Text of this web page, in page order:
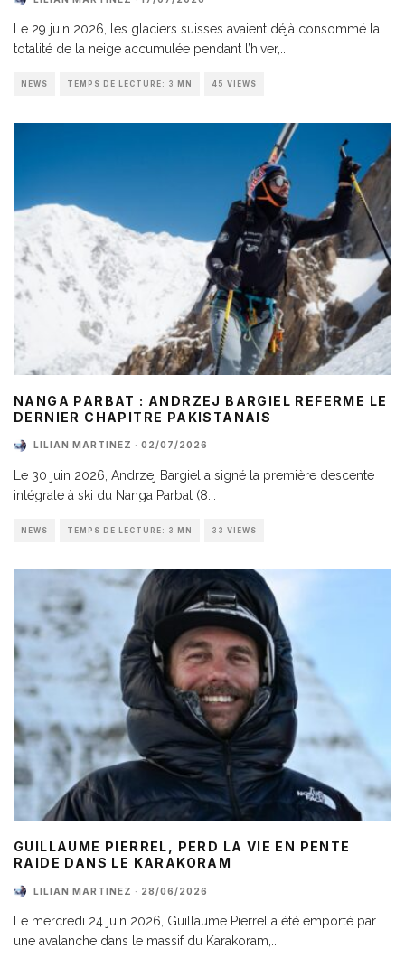
Le 29 juin 2026, les glaciers suisses avaient déjà consommé la
totalité de la neige accumulée pendant l’hiver,
NEWS TEMPS DE LECTURE: 3 MN 45 VIEWS
NANGA PARBAT : ANDRZEJ BARGIEL REFERME LE
DERNIER CHAPITRE PAKISTANAIS
LILIAN MARTINEZ · 02/07/2026
Le 30 juin 2026, Andrzej Bargiel a signé la première descente
intégrale à ski du Nanga Parbat (8
NEWS TEMPS DE LECTURE: 3 MN 33 VIEWS
GUILLAUME PIERREL, PERD LA VIE EN PENTE
RAIDE DANS LE KARAKORAM
LILIAN MARTINEZ · 28/06/2026
Le mercredi 24 juin 2026, Guillaume Pierrel a été emporté par
une avalanche dans le massif du Karakoram,...